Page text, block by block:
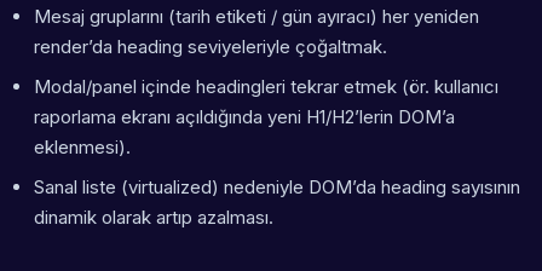
Mesaj gruplarını (tarih etiketi / gün ayıracı) her yeniden
render’da heading seviyeleriyle çoğaltmak.
Modal/panel içinde headingleri tekrar etmek (ör. kullanıcı
raporlama ekranı açıldığında yeni H1/H2’lerin DOM’a
eklenmesi).
Sanal liste (virtualized) nedeniyle DOM’da heading sayısının
dinamik olarak artıp azalması.